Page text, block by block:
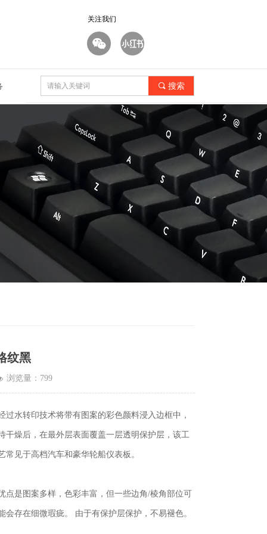
关注我们
끠 搜索
纹黑
过水转印技术将带有图案的彩色颜料浸入边框中，
干燥后，在最外层表面覆盖一层透明保护层，该工
常见于高档汽车和豪华轮船仪表板。
点是图案多样，色彩丰富，但一些边角/棱角部位可
会存在细微瑕疵。 由于有保护层保护，不易褪色。
浏览量： 799